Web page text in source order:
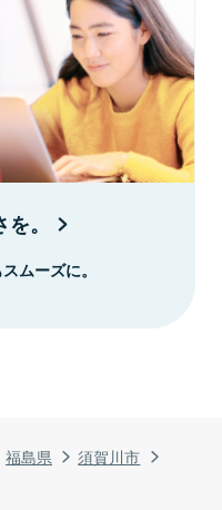
福島県
須賀川市
。
ムーズに。